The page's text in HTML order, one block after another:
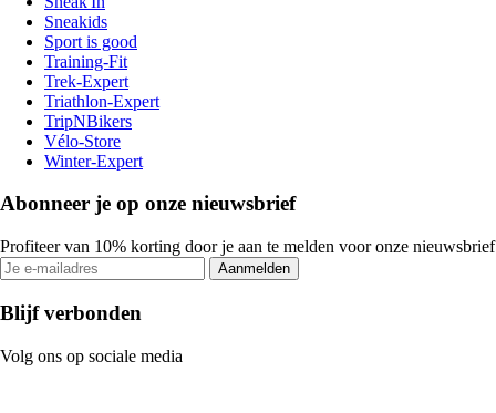
Sneakids
Sport is good
Training-Fit
Trek-Expert
Triathlon-Expert
TripNBikers
Vélo-Store
Winter-Expert
Abonneer je op onze nieuwsbrief
Profiteer van 10% korting door je aan te melden voor onze nieuwsbrief
Aanmelden
Blijf verbonden
Volg ons op sociale media